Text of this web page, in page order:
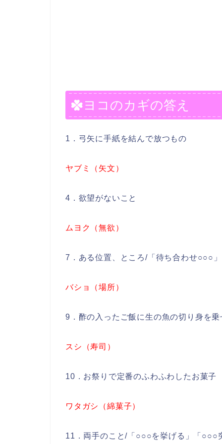
ヨコのカギの答え
1．弓矢に手紙を結んで放つもの
ヤブミ（矢文）
4．欲望がないこと
ムヨク（無欲）
7．ある位置、ところ/「待ち合わせ○○○」
バショ（場所）
9．酢の入ったご飯に生の魚の切り身を
スシ（寿司）
10．お祭りで定番のふわふわしたお菓子
ワタガシ（綿菓子）
11．両手のこと/「○○○を挙げる」「○○○